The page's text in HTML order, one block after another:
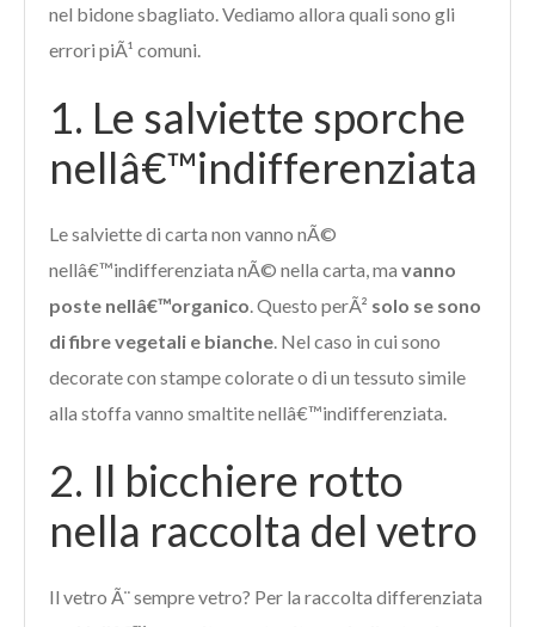
nel bidone sbagliato. Vediamo allora quali sono gli
errori piÃ¹ comuni.
1. Le salviette sporche
nellâ€™indifferenziata
Le salviette di carta non vanno nÃ©
nellâ€™indifferenziata nÃ© nella carta, ma vanno
poste nellâ€™organico. Questo perÃ² solo se sono
di fibre vegetali e bianche. Nel caso in cui sono
decorate con stampe colorate o di un tessuto simile
alla stoffa vanno smaltite nellâ€™indifferenziata.
2. Il bicchiere rotto
nella raccolta del vetro
Il vetro Ã¨ sempre vetro? Per la raccolta differenziata